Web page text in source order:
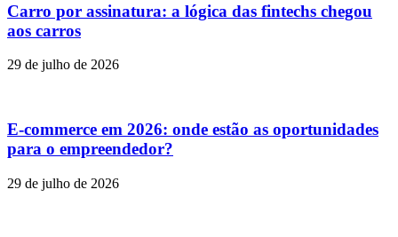
Carro por assinatura: a lógica das fintechs chegou
aos carros
29 de julho de 2026
E-commerce em 2026: onde estão as oportunidades
para o empreendedor?
29 de julho de 2026